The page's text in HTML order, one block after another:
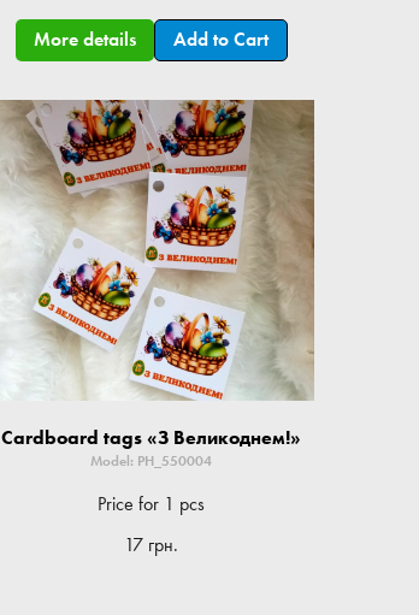
More details Add to Cart
Cardboard tags «З Великоднем!»
Model: PH_550004
Price for 1 pcs
17 грн.